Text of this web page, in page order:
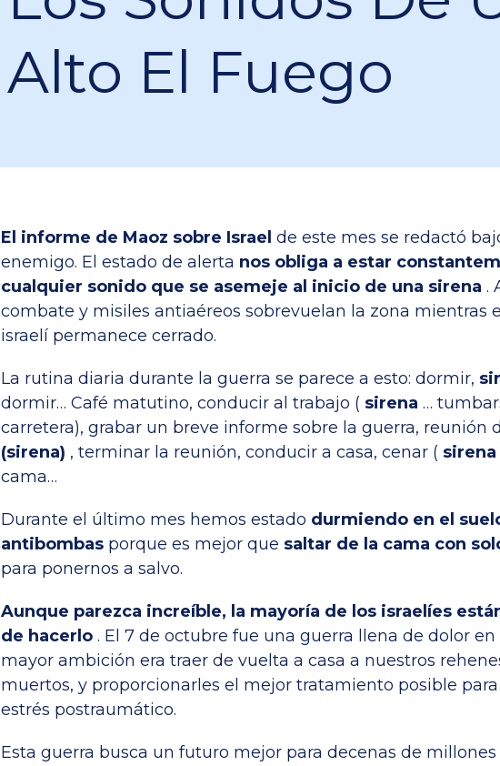
Alto El Fuego
El informe de Maoz sobre Israel de este mes se redactó
enemigo. El estado de alerta nos obliga a estar
cualquier sonido que se asemeje al inicio de una sirena .
combate y misiles antiaéreos sobrevuelan la zona mientras
israelí permanece cerrado.
La rutina diaria durante la guerra se parece a esto: dormir,
dormir… Café matutino, conducir al trabajo ( sirena …
carretera), grabar un breve informe sobre la guerra, reunión
(sirena) , terminar la reunión, conducir a casa, cenar ( sirena
cama…
Durante el último mes hemos estado durmiendo en el
antibombas porque es mejor que saltar de la cama con
para ponernos a salvo.
Aunque parezca increíble, la mayoría de los israelíes
de hacerlo . El 7 de octubre fue una guerra llena de dolor
mayor ambición era traer de vuelta a casa a nuestros
muertos, y proporcionarles el mejor tratamiento posible
estrés postraumático.
Esta guerra busca un futuro mejor para decenas de millones